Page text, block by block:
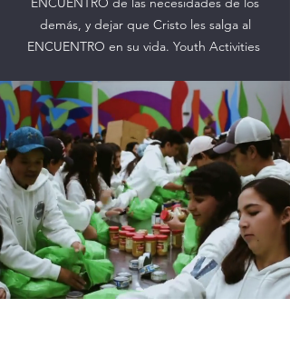
demás, y dejar que Cristo les salga al
ENCUENTRO en su vida. Youth Activities